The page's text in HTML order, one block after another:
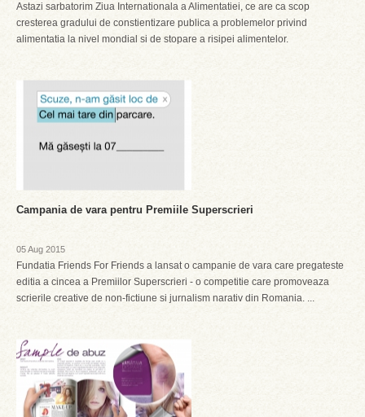
Astazi sarbatorim Ziua Internationala a Alimentatiei, ce are ca scop
cresterea gradului de constientizare publica a problemelor privind
alimentatia la nivel mondial si de stopare a risipei alimentelor.
Campania de vara pentru Premiile Superscrieri
05 Aug 2015
Fundatia Friends For Friends a lansat o campanie de vara care pregateste
editia a cincea a Premiilor Superscrieri - o competitie care promoveaza
scrierile creative de non-fictiune si jurnalism narativ din Romania. ...